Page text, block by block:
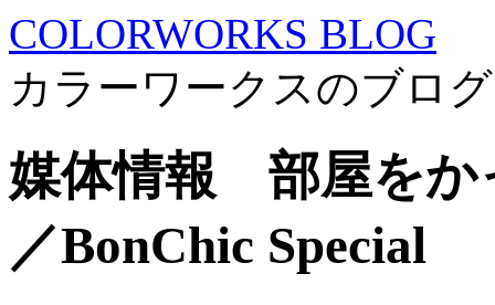
COLORWORKS BLOG
カラーワークスのブロ
媒体情報 部屋をか
／BonChic Special